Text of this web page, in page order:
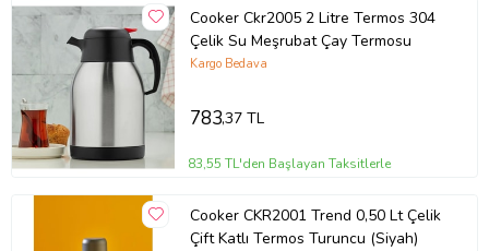
İşte, okulda veya seyahatte termos arayanlar
Marka görünürlüğünü artırmak isteyen firmalar
Kutu İçeriği:
1 adet Dereceli Dijital Termos
Kullanım kılavuzu
Cooker Ckr2005 2 Litre Termos 304
Çelik Su Meşrubat Çay Termosu
Kargo Bedava
783,37 TL
83,55 TL'den Başlayan Taksitlerle
Cooker CKR2001 Trend 0,50 Lt Çelik
Çift Katlı Termos Turuncu (Siyah)